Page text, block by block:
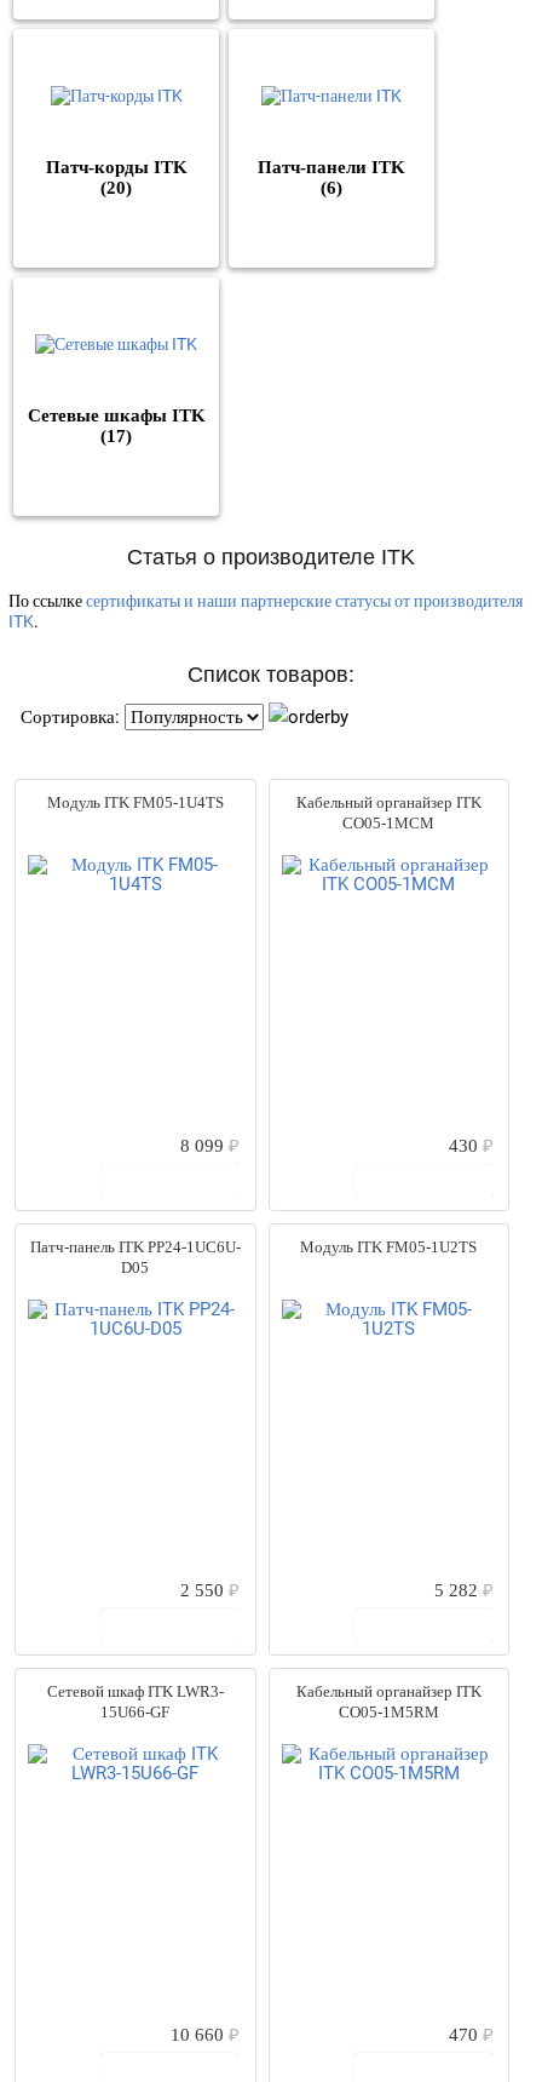
Патч-корды ITK
(20)
Патч-панели ITK
(6)
Сетевые шкафы ITK
(17)
Статья о производителе ITK
По ссылкесертификаты и наши партнерские статусы от производителя
ITK.
Список товаров:
Сортировка:
Модуль ITK FM05-1U4TS
8 099₽
Кабельный органайзер ITK
CO05-1MCM
430 ₽
Патч-панель ITK PP24-1UC6U-
D05
2 550₽
Модуль ITK FM05-1U2TS
5 282 ₽
Сетевой шкаф ITK LWR3-
15U66-GF
10 660₽
Кабельный органайзер ITK
CO05-1M5RM
470 ₽